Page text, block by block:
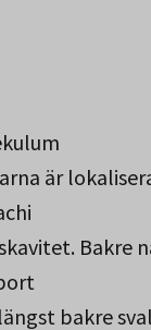
är
Bakre
bakre